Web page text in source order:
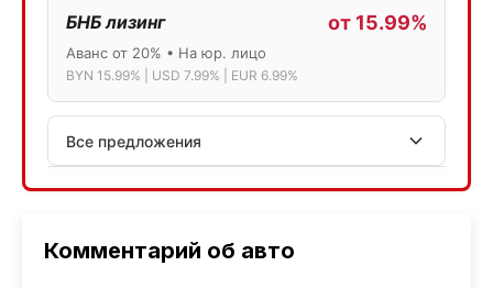
Комментарий об авто
БНБ лизинг от 15.99%
Аванс от 20% • На юр. лицо
BYN 15.99% | USD 7.99% | EUR 6.99%
Все предложения
АСБ лизинг